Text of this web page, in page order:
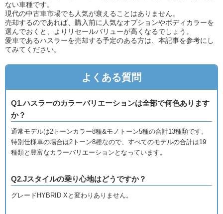
ない車種です。
現代の中古車市場でも人気が衰えることはありません。
売却するのであれば、購入前に人気なオプションやボディカラーを
選んでおくと、よりリセールバリューが高くなるでしょう。
愛車であるハスラーを売却する予定のある方は、本記事を参考にし
てみてください。
よくある質問
Q1.ハスラーのカラーバリエーションは全部で何色あります
か？
通常モデルは2トーンカラー8種&モノトーン5種の合計13種類です。
特別仕様車の場合は2トーン8種なので、すべてのモデルの合計は19
種類と豊富なカラーバリエーションとなっています。
Q2.Jスタイルの乗り心地はどうですか？
グレードHYBRID Xと変わりありません。